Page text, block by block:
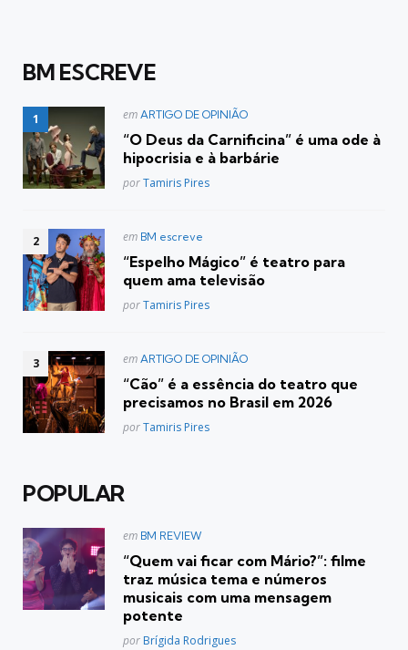
BM ESCREVE
Postado
em ARTIGO DE OPINIÃO
“O Deus da Carnificina” é uma ode à
hipocrisia e à barbárie
Posted
porTamiris Pires
Postado
em BM escreve
“Espelho Mágico” é teatro para
quem ama televisão
Posted
porTamiris Pires
Postado
em ARTIGO DE OPINIÃO
“Cão” é a essência do teatro que
precisamos no Brasil em 2026
Posted
porTamiris Pires
POPULAR
Postado
em BM REVIEW
“Quem vai ficar com Mário?”: filme
traz música tema e números
musicais com uma mensagem
potente
Posted
por Brígida Rodrigues